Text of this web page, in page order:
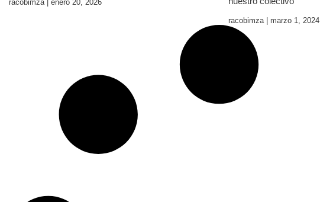
racobimza enero 20, 2026
racobimza marzo 1, 2024